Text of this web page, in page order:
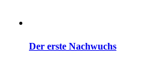
Der erste Nachwuchs